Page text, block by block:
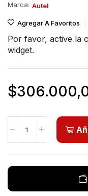
Marca: Autel
Agregar A Favoritos
Por favor, active la
widget.
$